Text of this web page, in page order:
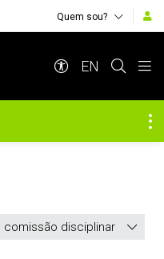
Quem sou?
EN
comissão disciplinar